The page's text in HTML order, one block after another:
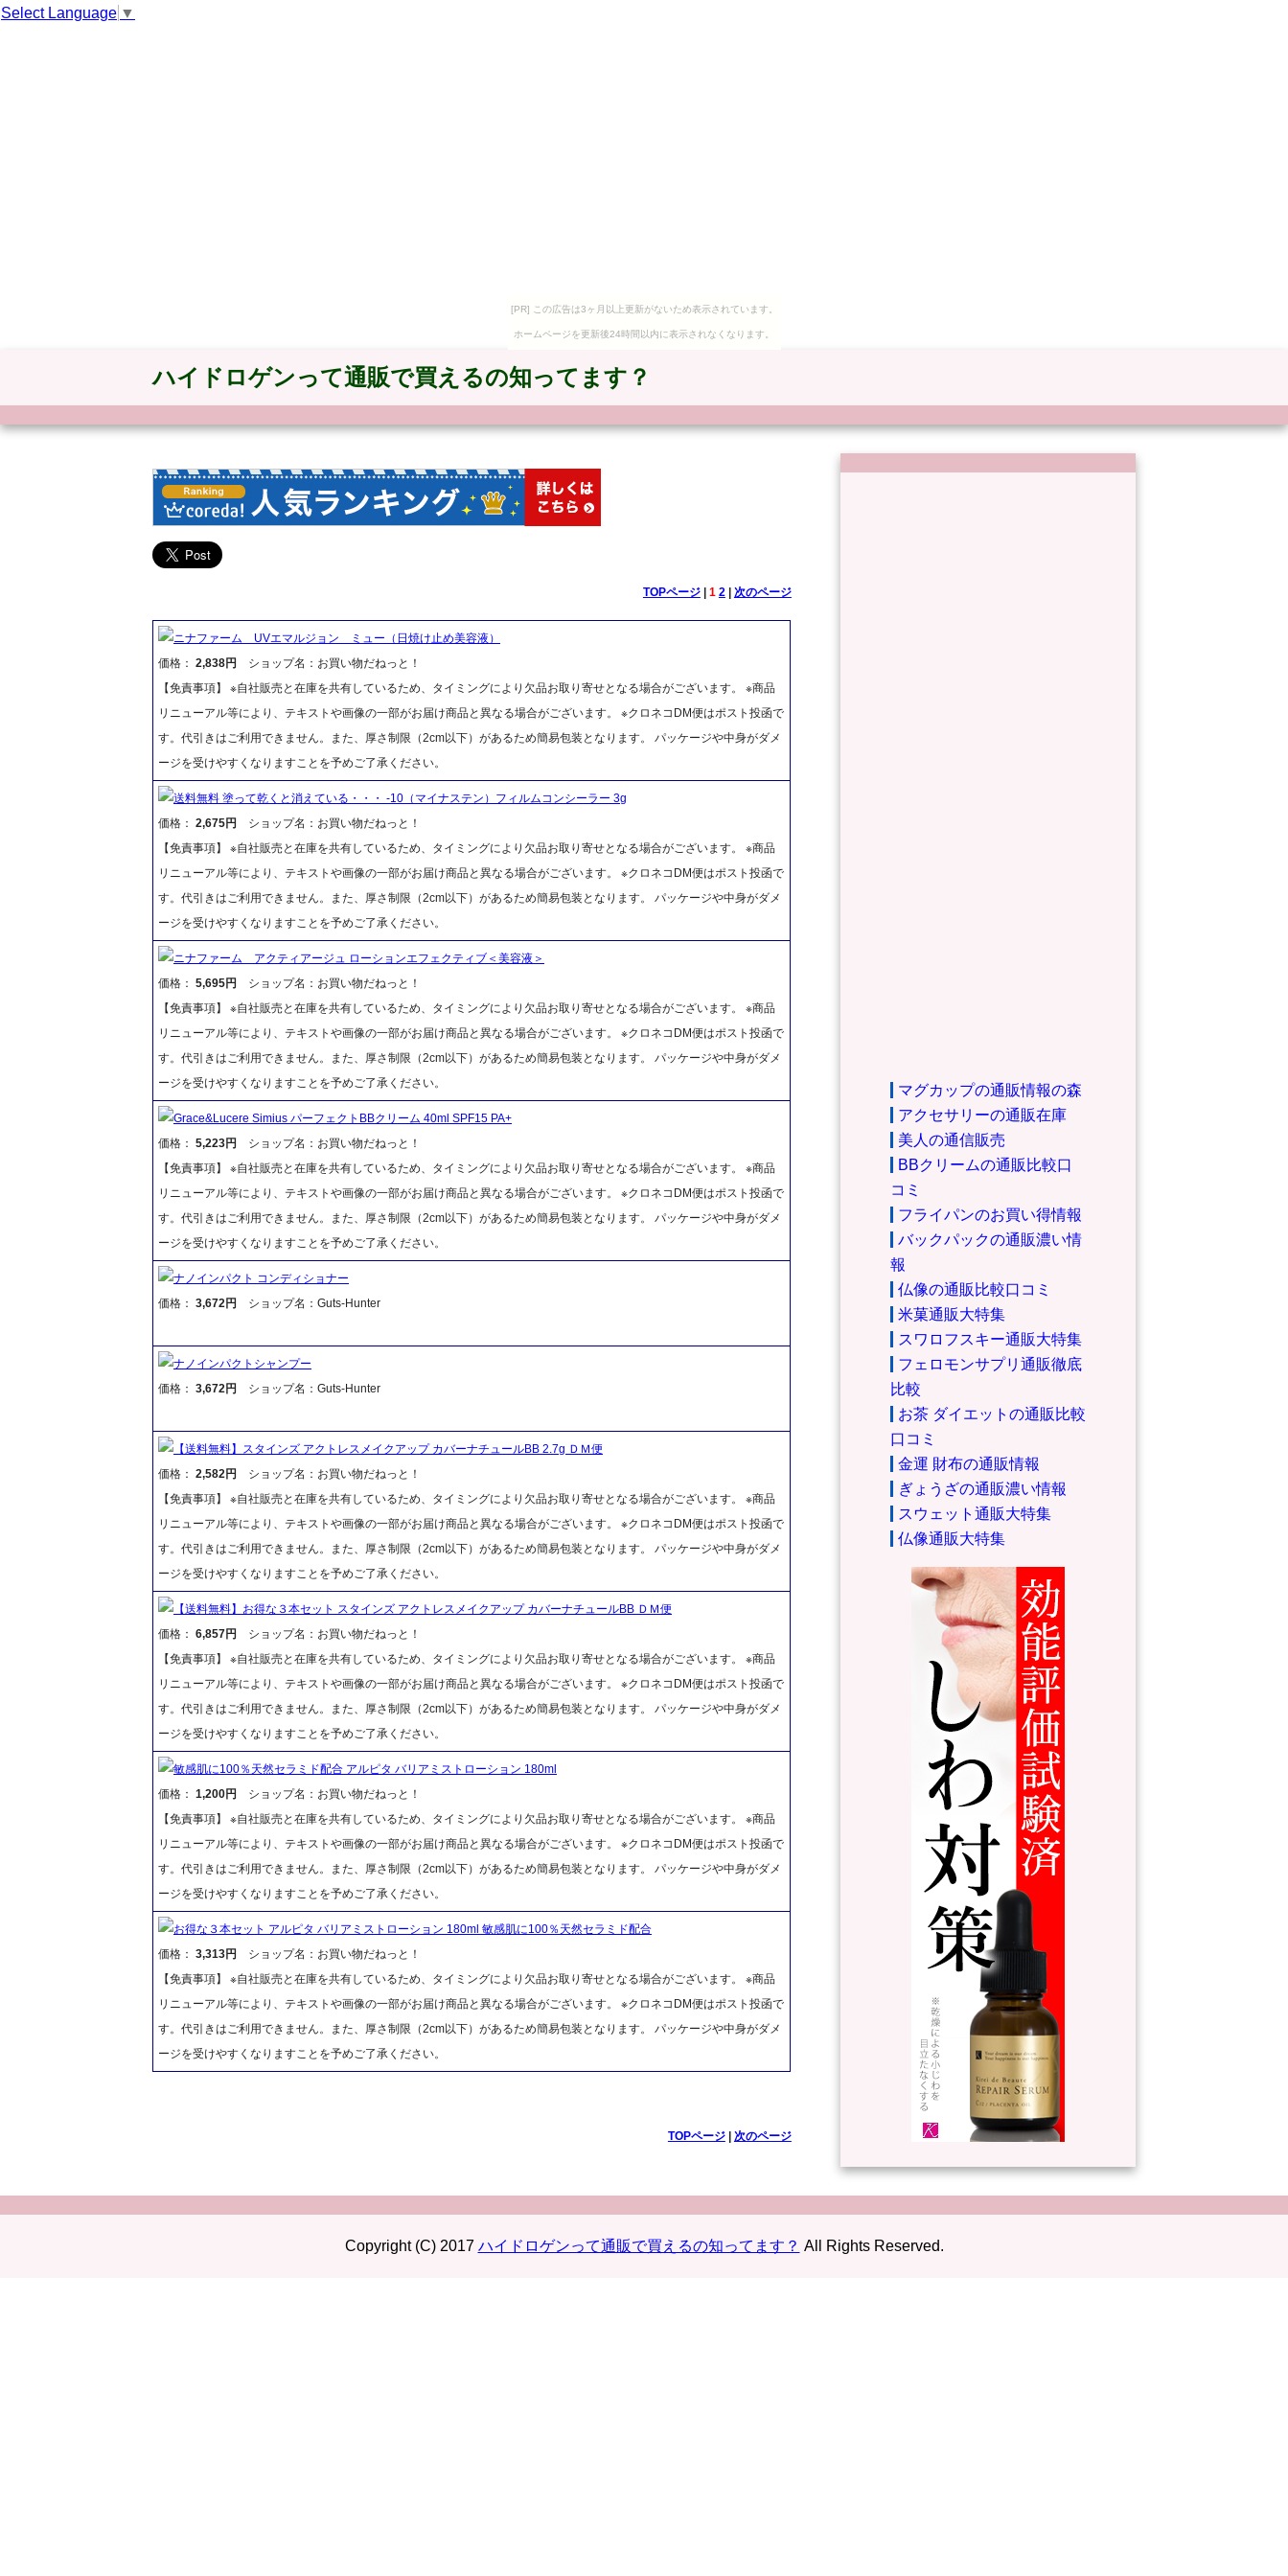
Select Language ▼
[PR] この広告は3ヶ月以上更新がないため表示されています。
ホームページを更新後24時間以内に表示されなくなります。
ハイドロゲンって通販で買えるの知ってます？
TOPページ| 1 2| 次のページ
ニナファーム UVエマルジョン ミュー（日焼け止め美容液）
価格： 2,838円
ショップ名：お買い物だねっと！
【免責事項】 ※自社販売と在庫を共有しているため、タイミングにより欠品お取り寄せとなる場合がございます。 ※商品
リニューアル等により、テキストや画像の一部がお届け商品と異なる場合がございます。 ※クロネコDM便はポスト投函で
す。代引きはご利用できません。また、厚さ制限（2cm以下）があるため簡易包装となります。 パッケージや中身がダメ
ージを受けやすくなりますことを予めご了承ください。
送料無料 塗って乾くと消えている・・・ -10（マイナステン）フィルムコンシーラー 3g
価格： 2,675円
ショップ名：お買い物だねっと！
【免責事項】 ※自社販売と在庫を共有しているため、タイミングにより欠品お取り寄せとなる場合がございます。 ※商品
リニューアル等により、テキストや画像の一部がお届け商品と異なる場合がございます。 ※クロネコDM便はポスト投函で
す。代引きはご利用できません。また、厚さ制限（2cm以下）があるため簡易包装となります。 パッケージや中身がダメ
ージを受けやすくなりますことを予めご了承ください。
ニナファーム アクティアージュ ローションエフェクティブ＜美容液＞
価格： 5,695円
ショップ名：お買い物だねっと！
【免責事項】 ※自社販売と在庫を共有しているため、タイミングにより欠品お取り寄せとなる場合がございます。 ※商品
リニューアル等により、テキストや画像の一部がお届け商品と異なる場合がございます。 ※クロネコDM便はポスト投函で
す。代引きはご利用できません。また、厚さ制限（2cm以下）があるため簡易包装となります。 パッケージや中身がダメ
ージを受けやすくなりますことを予めご了承ください。
Grace&Lucere Simius パーフェクトBBクリーム 40ml SPF15 PA+
価格： 5,223円
ショップ名：お買い物だねっと！
【免責事項】 ※自社販売と在庫を共有しているため、タイミングにより欠品お取り寄せとなる場合がございます。 ※商品
リニューアル等により、テキストや画像の一部がお届け商品と異なる場合がございます。 ※クロネコDM便はポスト投函で
す。代引きはご利用できません。また、厚さ制限（2cm以下）があるため簡易包装となります。 パッケージや中身がダメ
ージを受けやすくなりますことを予めご了承ください。
ナノインパクト コンディショナー
価格： 3,672円 ショップ名：Guts-Hunter
ナノインパクトシャンプー
価格： 3,672円 ショップ名：Guts-Hunter
【送料無料】スタインズ アクトレスメイクアップ カバーナチュールBB 2.7g ＤＭ便
価格： 2,582円
ショップ名：お買い物だねっと！
【免責事項】 ※自社販売と在庫を共有しているため、タイミングにより欠品お取り寄せとなる場合がございます。 ※商品
リニューアル等により、テキストや画像の一部がお届け商品と異なる場合がございます。 ※クロネコDM便はポスト投函で
す。代引きはご利用できません。また、厚さ制限（2cm以下）があるため簡易包装となります。 パッケージや中身がダメ
ージを受けやすくなりますことを予めご了承ください。
【送料無料】お得な３本セット スタインズ アクトレスメイクアップ カバーナチュールBB ＤＭ便
価格： 6,857円
ショップ名：お買い物だねっと！
【免責事項】 ※自社販売と在庫を共有しているため、タイミングにより欠品お取り寄せとなる場合がございます。 ※商品
リニューアル等により、テキストや画像の一部がお届け商品と異なる場合がございます。 ※クロネコDM便はポスト投函で
す。代引きはご利用できません。また、厚さ制限（2cm以下）があるため簡易包装となります。 パッケージや中身がダメ
ージを受けやすくなりますことを予めご了承ください。
敏感肌に100％天然セラミド配合 アルピタ バリアミストローション 180ml
価格： 1,200円
ショップ名：お買い物だねっと！
【免責事項】 ※自社販売と在庫を共有しているため、タイミングにより欠品お取り寄せとなる場合がございます。 ※商品
リニューアル等により、テキストや画像の一部がお届け商品と異なる場合がございます。 ※クロネコDM便はポスト投函で
す。代引きはご利用できません。また、厚さ制限（2cm以下）があるため簡易包装となります。 パッケージや中身がダメ
ージを受けやすくなりますことを予めご了承ください。
お得な３本セット アルピタ バリアミストローション 180ml 敏感肌に100％天然セラミド配合
価格： 3,313円
ショップ名：お買い物だねっと！
【免責事項】 ※自社販売と在庫を共有しているため、タイミングにより欠品お取り寄せとなる場合がございます。 ※商品
リニューアル等により、テキストや画像の一部がお届け商品と異なる場合がございます。 ※クロネコDM便はポスト投函で
す。代引きはご利用できません。また、厚さ制限（2cm以下）があるため簡易包装となります。 パッケージや中身がダメ
ージを受けやすくなりますことを予めご了承ください。
TOPページ| 次のページ
マグカップの通販情報の森
アクセサリーの通販在庫
美人の通信販売
BBクリームの通販比較口
コミ
フライパンのお買い得情報
バックパックの通販濃い情
報
仏像の通販比較口コミ
米菓通販大特集
スワロフスキー通販大特集
フェロモンサプリ通販徹底
比較
お茶 ダイエットの通販比較
口コミ
金運 財布の通販情報
ぎょうざの通販濃い情報
スウェット通販大特集
仏像通販大特集
Copyright (C) 2017 ハイドロゲンって通販で買えるの知ってます？ All Rights Reserved.